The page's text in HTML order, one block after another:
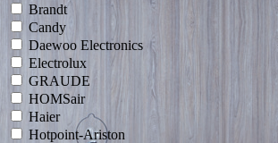
Brandt
Candy
Daewoo Electronics
Electrolux
GRAUDE
HOMSair
Haier
Hotpoint-Ariston